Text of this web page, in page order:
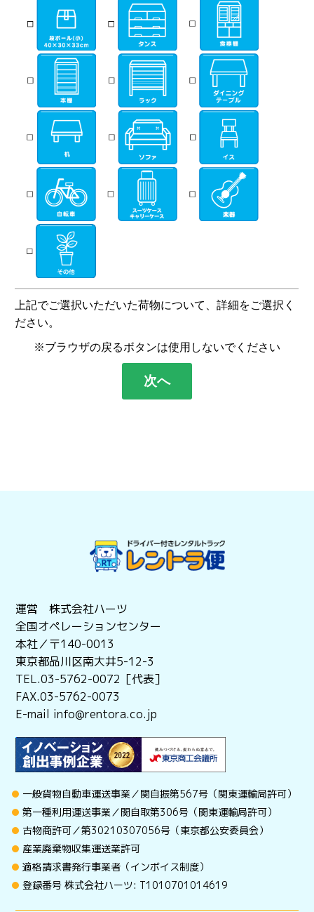
上記でご選択いただいた荷物について、詳細をご選択く
ださい。
※ブラウザの戻るボタンは使用しないでください
次へ
運営 株式会社ハーツ
全国オペレーションセンター
本社／〒140-0013
東京都品川区南大井5-12-3
TEL.03-5762-0072［代表］
FAX.03-5762-0073
E-mail info@rentora.co.jp
一般貨物自動車運送事業／関自振第567号（関東運輸局許可）
第一種利用運送事業／関自取第306号（関東運輸局許可）
古物商許可／第30210307056号（東京都公安委員会）
産業廃棄物収集運送業許可
適格請求書発行事業者（インボイス制度）
登録番号 株式会社ハーツ: T1010701014619